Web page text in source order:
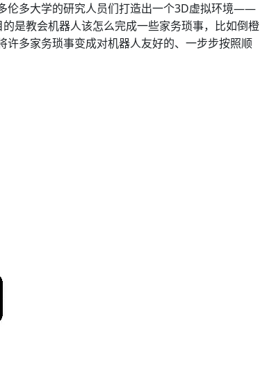
伦多大学的研究人员们打造出一个3D虚拟环境——
是教会机器人该怎么完成一些家务琐事，比如倒橙
多家务琐事变成对机器人友好的、一步步按照顺